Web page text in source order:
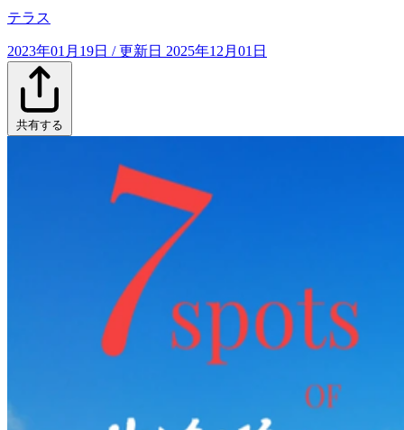
テラス
2023年01月19日 / 更新日 2025年12月01日
共有する